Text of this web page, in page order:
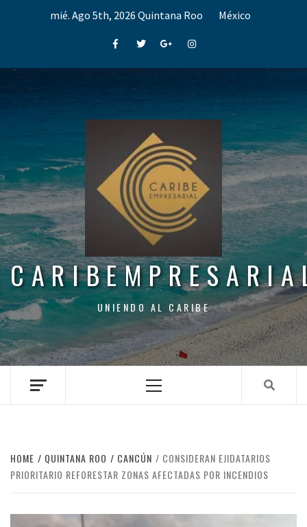
mié. Ago 5th, 2026 Quintana Roo México
FacebookTwitterGoogle+Instagram
UNIENDO AL CARIBE
Menu
HOME QUINTANA ROO CANCÚN
CONSIDERAN EJIDATARIOS
PRIORITARIO REFORESTAR ZONAS AFECTADAS POR INCENDIOS